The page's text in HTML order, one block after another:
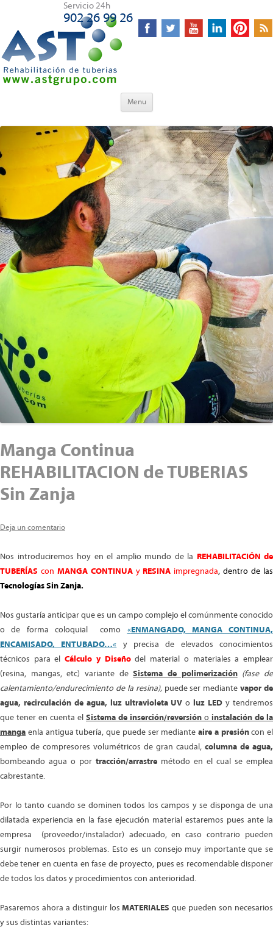
Servicio 24h
902 26 99 26
Menu Skip to content
Manga Continua
REHABILITACION de TUBERIAS
Sin Zanja
Deja un comentario
Nos introduciremos hoy en el amplio mundo de la REHABILITACIÓN de
TUBERÍAS con MANGA CONTINUAyRESINA impregnada, dentro de las
Tecnologías Sin Zanja.
Nos gustaría anticipar que es un campo complejo el comúnmente conocido
o de forma coloquial como «ENMANGADO, MANGA CONTINUA,
ENCAMISADO, ENTUBADO…« y precisa de elevados conocimientos
técnicos para elCálculo y Diseñodel material o materiales a emplear
(resina, mangas, etc) variante deSistema de polimerización (fase de
calentamiento/endurecimiento de la resina), puede ser mediantevapor de
agua, recirculación de agua, luz ultravioleta UVo luz LED y tendremos
que tener en cuenta el Sistema de inserción/reversión o instalación de la
manga enla antigua tubería, que puede ser mediante aire a presióncon el
empleo de compresores volumétricos de gran caudal, columna de agua,
bombeando agua o por tracción/arrastre método en el cual se emplea
cabrestante.
Por lo tanto cuando se dominen todos los campos y se disponga de una
dilatada experiencia en la fase ejecución material estaremos pues ante la
empresa (proveedor/instalador) adecuado, en caso contrario pueden
surgir numerosos problemas. Esto es un consejo muy importante que se
debe tener en cuenta en fase de proyecto, pues es recomendable disponer
de todos los datos y procedimientos con anterioridad.
Pasaremos ahora a distinguir losMATERIALES que pueden son necesarios
y sus distintas variantes: